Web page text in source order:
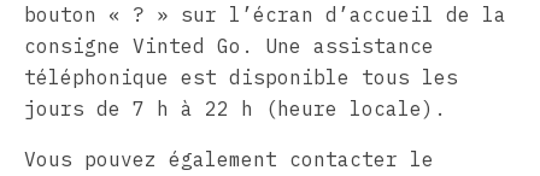
bouton « ? » sur l’écran d’accueil de la
consigne Vinted Go. Une assistance
téléphonique est disponible tous les
jours de 7 h à 22 h (heure locale).
Vous pouvez également contacter le